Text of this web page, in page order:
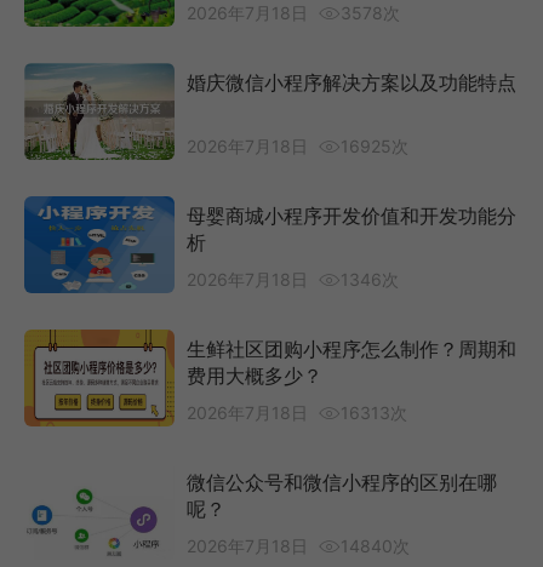
2026年7月18日 3578次
婚庆微信小程序解决方案以及功能特点
2026年7月18日 16925次
母婴商城小程序开发价值和开发功能分
析
2026年7月18日 1346次
生鲜社区团购小程序怎么制作？周期和
费用大概多少？
2026年7月18日 16313次
微信公众号和微信小程序的区别在哪
呢？
2026年7月18日 14840次